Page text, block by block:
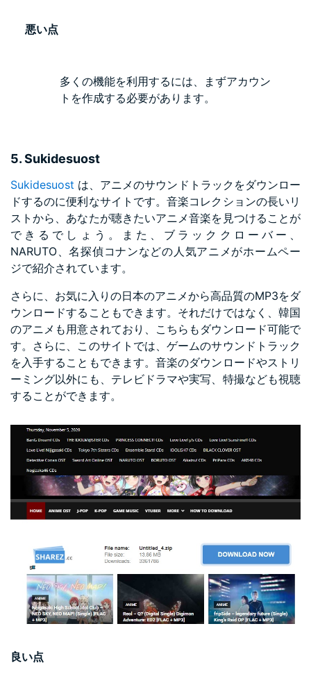
悪い点
多くの機能を利用するには、まずアカウン
トを作成する必要があります。
5. Sukidesuost
Sukidesuost は、アニメのサウンドトラックをダウンロー
ドするのに便利なサイトです。音楽コレクションの長いリ
ストから、あなたが聴きたいアニメ音楽を見つけることが
できるでしょう。また、ブラッククローバー、
NARUTO、名探偵コナンなどの人気アニメがホームペー
ジで紹介されています。
さらに、お気に入りの日本のアニメから高品質のMP3をダ
ウンロードすることもできます。それだけではなく、韓国
のアニメも用意されており、こちらもダウンロード可能で
す。さらに、このサイトでは、ゲームのサウンドトラック
を入手することもできます。音楽のダウンロードやストリ
ーミング以外にも、テレビドラマや実写、特撮なども視聴
することができます。
良い点